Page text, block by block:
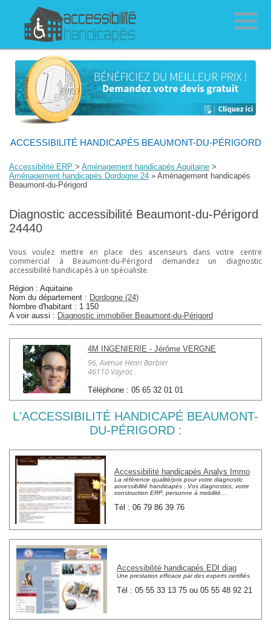
ACCESSIBILITÉ HANDICAPÉS BEAUMONT-DU-PÉRIGORD
Accessibilité ERP > Aménagement handicapés Aquitaine >
Aménagement handicapés Dordogne 24 » Aménagement handicapés
Beaumont-du-Périgord
Diagnostic accessibilité Beaumont-du-Périgord
24440
Vous voulez mettre en place des ascenseurs dans votre centre
commercial à Beaumont-du-Périgord demandez un diagnostic
accessibilité handicapés à un spécialiste.
Région : Aquitaine
Nom du département : Dordogne (24)
Nombre d'habitant : 1 150
A voir aussi : Diagnostic immobilier Beaumont-du-Périgord
4M INGENIERIE - Jérôme VERGNE
96, Avenue Henri Barbier
46110 Vayrac
Téléphone : 05 65 32 01 01
L'ACCESSIBILITÉ HANDICAPÉ BEAUMONT-
DU-PÉRIGORD :
Accessibilité handicapés Analys Immo
La référence qualité/prix pour votre diagnostic
accessibilité handicapés , Vos diagnostics, votre
construction ERP, personne à mobilité...
Tél : 06 79 86 39 76
Accessibilité handicapés EDI diag
Une prestation efficace par des experts certifiés
Tél : 05 55 33 13 75 ou 05 55 48 92 21